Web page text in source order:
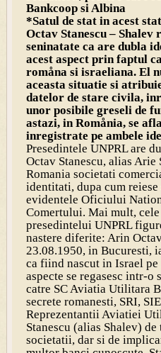
Bankcoop si Albina
*Satul de stat in acest
Octav Stanescu – Shalev
seninatate ca are dubla
acest aspect prin faptul
romåna si israeliana. El
aceasta situatie si
datelor de stare civila,
unor posibile greseli de
astazi, in Romånia, se
inregistrate pe ambele
Presedintele UNPRL are
Octav Stanescu, alias
Romania societati
identitati, dupa cum
evidentele Oficiului
Comertului. Mai mult,
presedintelui UNPRL
nastere diferite: Arin
23.08.1950, in Bucuresti,
ca fiind nascut in Israel pe
aspecte se regasesc intr-o
catre SC Aviatia Utilitara
secrete romanesti, SRI,
Reprezentantii Aviatiei
Stanescu (alias Shalev)
societatii, dar si de